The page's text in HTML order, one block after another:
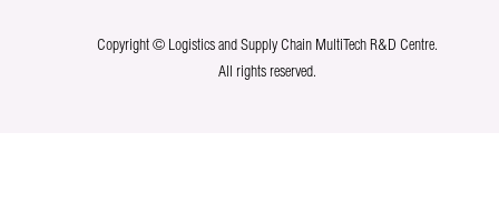
Copyright © Logistics and Supply Chain MultiTech R&D Centre.
All rights reserved.